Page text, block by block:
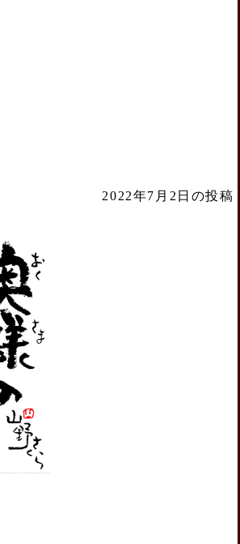
2022年7月2日の投稿